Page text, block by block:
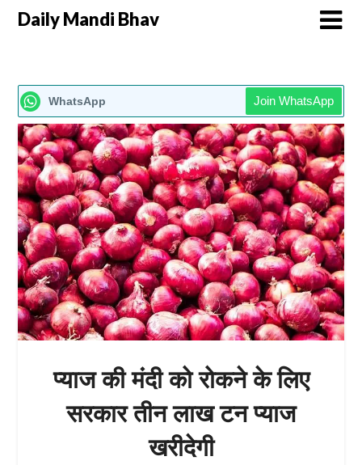
Daily Mandi Bhav
WhatsApp Join WhatsApp
प्याज की मंदी को रोकने के लिए
सरकार तीन लाख टन प्याज
खरीदेगी